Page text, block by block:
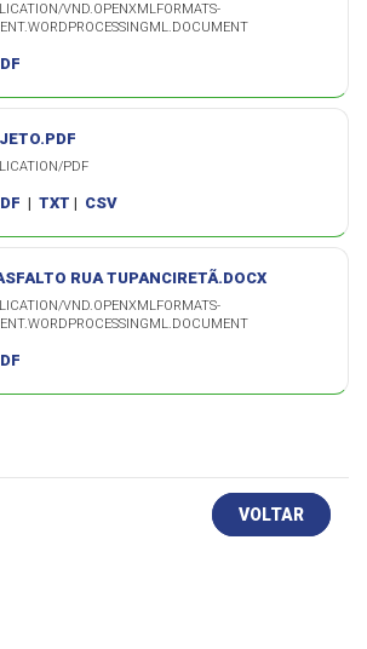
VND.OPENXMLFORMATS-
PDF
| TXT | CSV
RUA TUPANCIRETÃ.DOCX
VND.OPENXMLFORMATS-
VOLTAR